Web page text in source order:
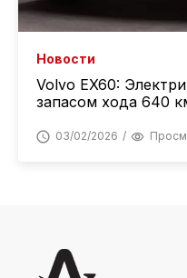
Новости
Volvo EX60:
запасом хода 640
03/02/2026